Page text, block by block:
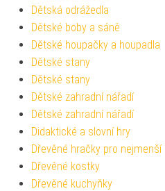
Dětská odrážedla
Dětské boby a sáně
Dětské houpačky a houpadla
Dětské stany
Dětské stany
Dětské zahradní nářadí
Dětské zahradní nářadí
Didaktické a slovní hry
Dřevěné hračky pro nejmenší
Dřevěné kostky
Dřevěné kuchyňky